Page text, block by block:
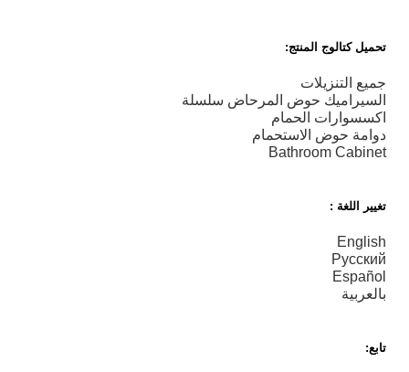
تحميل كتالوج المنتج:
جميع التنزيلات
السيراميك حوض المرحاض سلسلة
اكسسوارات الحمام
دوامة حوض الاستحمام
Bathroom Cabinet
تغيير اللغة :
English
Русский
Español
بالعربية
تابع: